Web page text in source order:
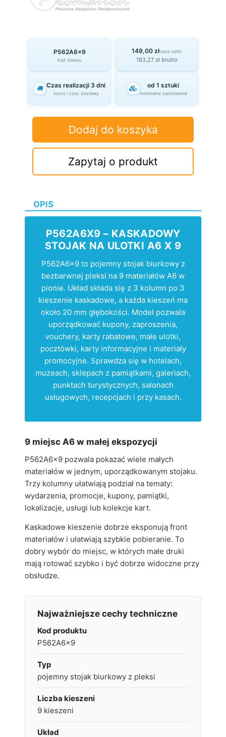
P562A6x9
kod towaru
149,00 złcena netto
183,27 zł brutto
Czas realizacji 3 dni
koszt i czas dostawy
od 1 sztuki
minimalne zamówienie
Zapytaj o produkt
Dodaj do koszyka
OPIS
P562A6X9 – KASKADOWY
STOJAK NA ULOTKI A6 X 9
P562A6x9 to pojemny stojak biurkowy z
bezbarwnej pleksi na 9 materiałów A6 w
pionie. Układ składa się z 3 kolumn po 3
kieszenie kaskadowe, a każda kieszeń ma
około 20 mm głębokości. Model pozwala
uporządkować kupony, zaproszenia,
vouchery, karty rabatowe, małe ulotki,
pocztówki, karty informacyjne i materiały
promocyjne. Sprawdza się w hotelach,
muzeach, sklepach z pamiątkami, galeriach,
punktach turystycznych, salonach
usługowych, recepcjach i przy kasach.
9 miejsc A6 w małej ekspozycji
P562A6x9 pozwala pokazać wiele małych
materiałów w jednym, uporządkowanym stojaku.
Trzy kolumny ułatwiają podział na tematy:
wydarzenia, promocje, kupony, pamiątki,
lokalizacje, usługi lub kolekcje kart.
Kaskadowe kieszenie dobrze eksponują front
materiałów i ułatwiają szybkie pobieranie. To
dobry wybór do miejsc, w których małe druki
mają rotować szybko i być dobrze widoczne przy
obsłudze.
Najważniejsze cechy techniczne
Kod produktu
P562A6x9
Typ
pojemny stojak biurkowy z pleksi
Liczba kieszeni
9 kieszeni
Układ